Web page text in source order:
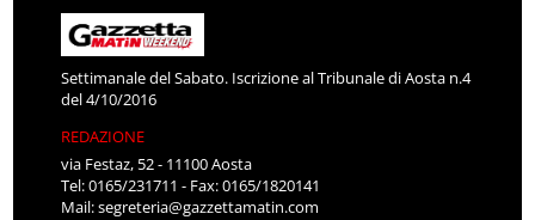
Settimanale del Sabato. Iscrizione al Tribunale di Aosta n.4
del 4/10/2016
REDAZIONE
via Festaz, 52 - 11100 Aosta
Tel: 0165/231711 - Fax: 0165/1820141
Mail:segreteria@gazzettamatin.com